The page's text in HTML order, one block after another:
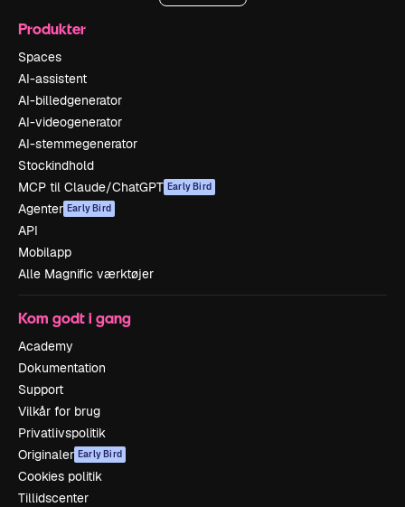
Produkter
Spaces
AI-assistent
AI-billedgenerator
AI-videogenerator
AI-stemmegenerator
Stockindhold
MCP til Claude/ChatGPT Early Bird
Agenter Early Bird
API
Mobilapp
Alle Magnific værktøjer
Kom godt i gang
Academy
Dokumentation
Support
Vilkår for brug
Privatlivspolitik
Originaler Early Bird
Cookies politik
Tillidscenter